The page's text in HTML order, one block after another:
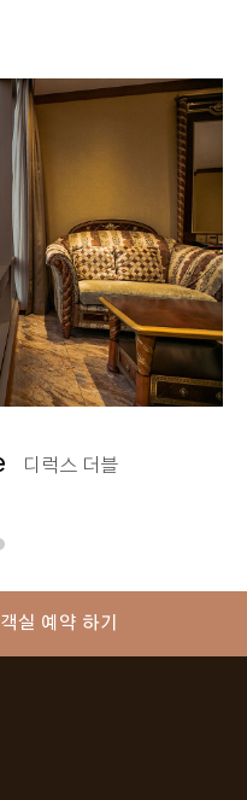
디럭스 더블
객실 예약 하기